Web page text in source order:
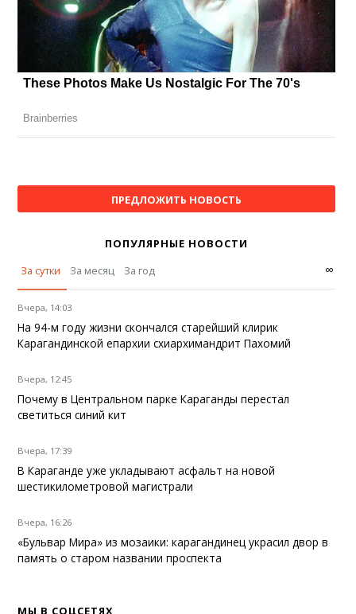
ПРЕДЛОЖИТЬ НОВОСТЬ
ПОПУЛЯРНЫЕ НОВОСТИ
За сутки
За месяц За год ∞
Вчера, 14:03
На 94-м году жизни скончался старейший клирик
Карагандинской епархии схиархимандрит Пахомий
Вчера, 12:45
Почему в Центральном парке Караганды перестал
светиться синий кит
Вчера, 17:39
В Караганде уже укладывают асфальт на новой
шестикилометровой магистрали
Вчера, 16:26
«Бульвар Мира» из мозаики: карагандинец украсил двор в
память о старом названии проспекта
МЫ В СОЦСЕТЯХ